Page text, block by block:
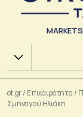
MARKETS
Χ.Α.
ot.gr/ Επικαιρότητα /
Σμηναγού Ηλιάκη